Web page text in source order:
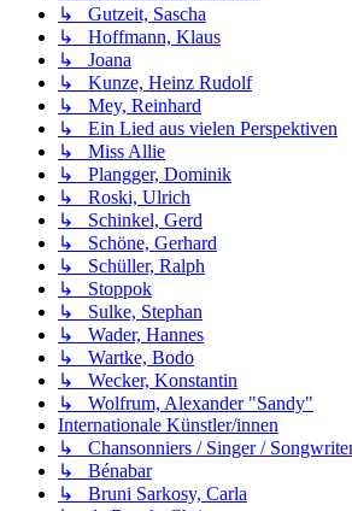
↳ Gutzeit, Sascha
↳ Hoffmann, Klaus
↳ Joana
↳ Kunze, Heinz Rudolf
↳ Mey, Reinhard
↳ Ein Lied aus vielen Perspektiven
↳ Miss Allie
↳ Plangger, Dominik
↳ Roski, Ulrich
↳ Schinkel, Gerd
↳ Schöne, Gerhard
↳ Schüller, Ralph
↳ Stoppok
↳ Sulke, Stephan
↳ Wader, Hannes
↳ Wartke, Bodo
↳ Wecker, Konstantin
↳ Wolfrum, Alexander "Sandy"
Internationale Künstler/innen
↳ Chansonniers / Singer /
↳ Bénabar
↳ Bruni Sarkosy, Carla